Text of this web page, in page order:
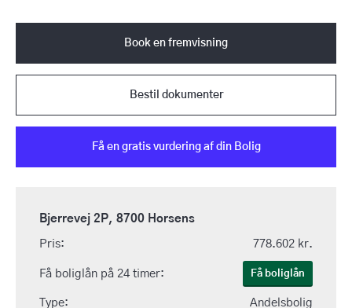
Bjerrevej 2P, 8700 Horsens
Pris: 778.602 kr.
Få boliglån på 24 timer: Få boliglån
Type: Andelsbolig
Book en fremvisning
Bestil dokumenter
Få en gratis vurdering af din Bolig